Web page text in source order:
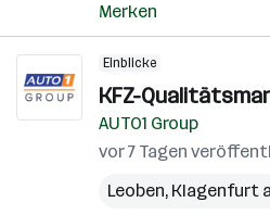
Merken
Einblicke
KFZ-
AUTO1 Group
vor 7 Tagen
Leoben, Klagenfurt